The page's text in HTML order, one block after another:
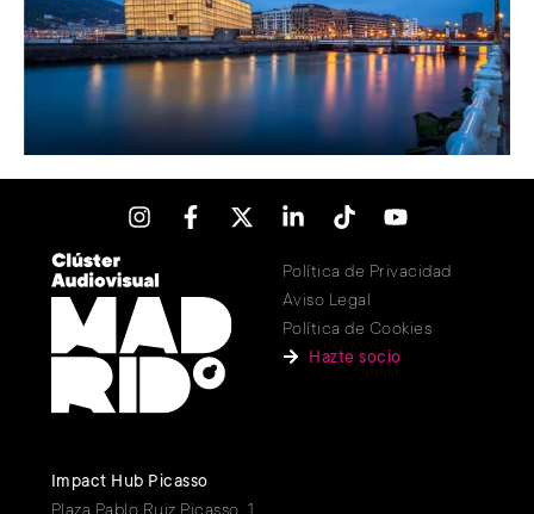
Política de Privacidad
Aviso Legal
Política de Cookies
Hazte socio
Impact Hub Picasso
Plaza Pablo Ruiz Picasso, 1.